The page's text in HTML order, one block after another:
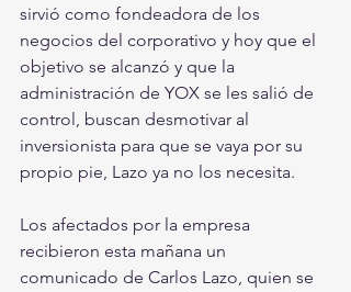
sirvió como fondeadora de los
negocios del corporativo y hoy que el
objetivo se alcanzó y que la
administración de YOX se les salió de
control, buscan desmotivar al
inversionista para que se vaya por su
propio pie, Lazo ya no los necesita.
Los afectados por la empresa
recibieron esta mañana un
comunicado de Carlos Lazo, quien se